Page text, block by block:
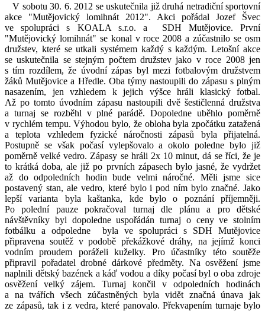
V sobotu 30. 6. 2012 se uskutečnila již druhá netradiční sportovní
akce "Mutějovický lomihnát 2012". Akci pořádal Jozef Švec
ve spolupráci s KOALA s.r.o. a SDH Mutějovice. První
"Mutějovický lomihnát" se konal v roce 2008 a zúčastnilo se osm
družstev, které se utkali systémem každý s každým. Letošní akce
se uskutečnila se stejným počtem družstev jako v roce 2008 jen
s tím rozdílem, že úvodní zápas byl mezi fotbalovým družstvem
žáků Mutějovice a Hředle. Oba týmy nastoupili do zápasu s plným
nasazením, jen vzhledem k jejich výšce hráli klasický fotbal.
Až po tomto úvodním zápasu nastoupili dvě šestičlenná družstva
a turnaj se rozběhl v plné parádě. Dopoledne uběhlo poměrně
v rychlém tempu. Výhodou bylo, že obloha byla zpočátku zatažená
ateplota vzhledem fyzické náročnosti zápasů byla přijatelná.
Postupně se však počasí vylepšovalo a okolo poledne bylo již
poměrně velké vedro. Zápasy se hráli 2x 10 minut, dá se říci, že je
to krátká doba, ale již po prvních zápasech bylo jasné, že vydržet
až do odpoledních hodin bude velmi náročné. Měli jsme sice
postavený stan, ale vedro, které bylo i pod ním bylo značné. Jako
lepší varianta byla kaštanka, kde bylo o poznání příjemněji.
Po polední pauze pokračoval turnaj dle plánu a pro dětské
návštěvníky byl dopoledne uspořádán turnaj o ceny ve stolním
fotbálku a odpoledne byla ve spolupráci s SDH Mutějovice
připravena soutěž v podobě překážkové dráhy, na jejímž konci
vodním proudem poráželi kuželky. Pro účastníky této soutěže
připravil pořadatel drobné dárkové předměty. Na osvěžení jsme
naplnili dětský bazének a káď vodou a díky počasí byl o oba zdroje
osvěžení velký zájem. Turnaj končil v odpoledních hodinách
a na tvářích všech zúčastněných byla vidět značná únava jak
ze zápasů, tak i z vedra, které panovalo. Překvapením turnaje bylo